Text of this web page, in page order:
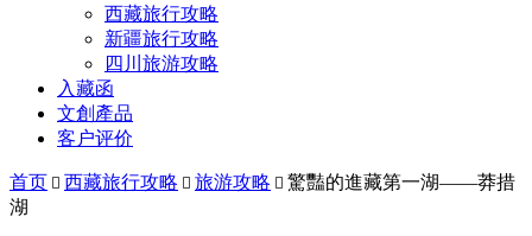
西藏旅行攻略
新疆旅行攻略
四川旅游攻略
入藏函
文創產品
客户评价
首页  西藏旅行攻略  旅游攻略  驚豔的進藏第一湖——莽措
湖